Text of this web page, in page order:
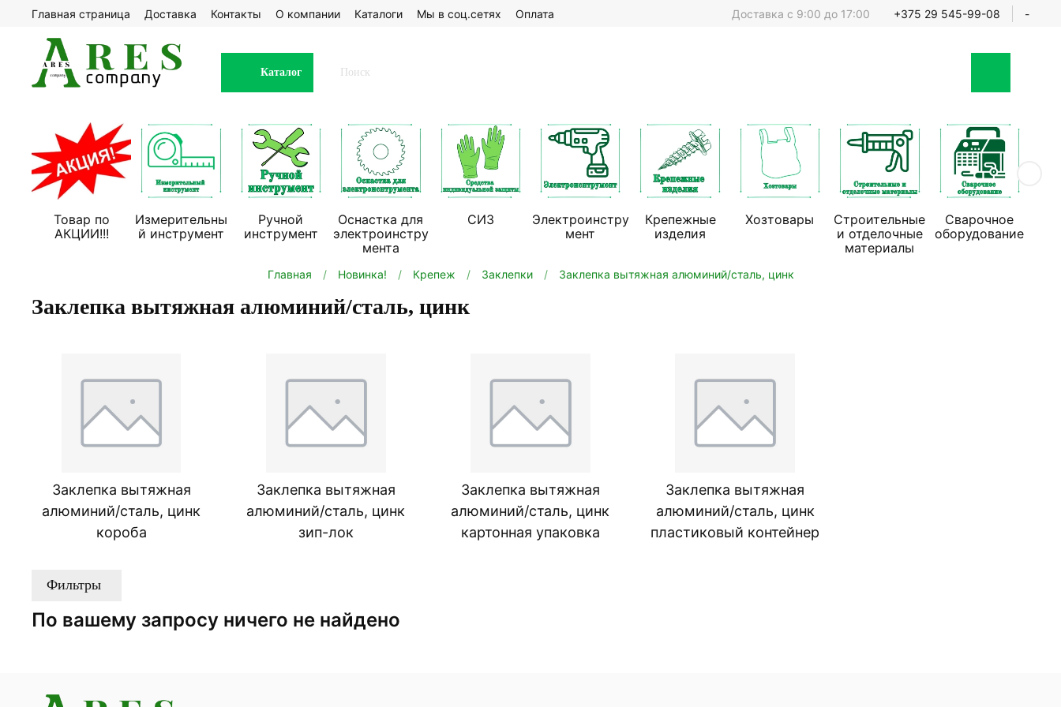
Главная страница Доставка Контакты О компании Каталоги Мы в соц.сетях Оплата Доставка с 9:00 до 17:00 +375 29 545-99-08 -
Каталог
Товар по
АКЦИИ!!!
Измерительны
й инструмент
Ручной
инструмент
Оснастка для
электроинстру
мента
СИЗ
Электроинстру
мент
Крепежные
изделия
Хозтовары
Строительные
и отделочные
материалы
Сварочное
оборудование
Главная Новинка! Крепеж Заклепки Заклепка вытяжная алюминий/сталь, цинк
Заклепка вытяжная алюминий/сталь, цинк
Заклепка вытяжная
алюминий/сталь, цинк
короба
Заклепка вытяжная
алюминий/сталь, цинк
зип-лок
Заклепка вытяжная
алюминий/сталь, цинк
картонная упаковка
Заклепка вытяжная
алюминий/сталь, цинк
пластиковый контейнер
Фильтры
По вашему запросу ничего не найдено